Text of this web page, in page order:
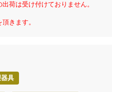
荷は受け付けておりません。
きます。
具